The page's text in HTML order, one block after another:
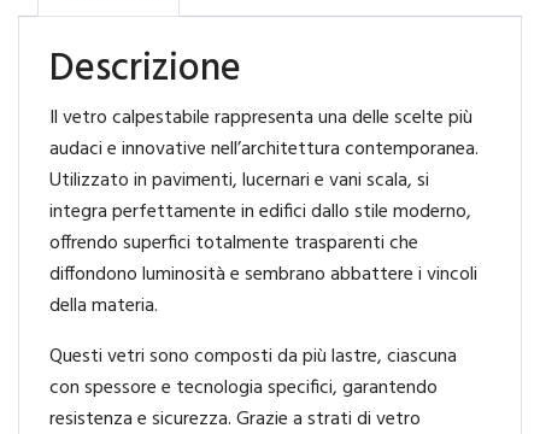
Descrizione
Il vetro calpestabile rappresenta una delle scelte più
audaci e innovative nell’architettura contemporanea.
Utilizzato in pavimenti, lucernari e vani scala, si
integra perfettamente in edifici dallo stile moderno,
offrendo superfici totalmente trasparenti che
diffondono luminosità e sembrano abbattere i vincoli
della materia.
Questi vetri sono composti da più lastre, ciascuna
con spessore e tecnologia specifici, garantendo
resistenza e sicurezza. Grazie a strati di vetro